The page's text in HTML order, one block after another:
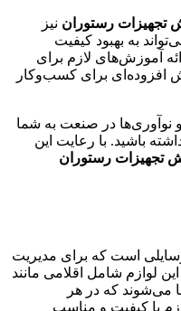
تجهیزات رستوران نیز
به بهبود کیفیت
آموزش‌های لازم برای
افزوده‌ای برای کسب‌وکار
و نوآوری‌ها در صنعت به شما
باشید. با رعایت این
تجهیزات رستوران
است که برای مدیریت
لوازم شامل اقلامی مانند
می‌شوند که در هر
با کیفیت و مناسب